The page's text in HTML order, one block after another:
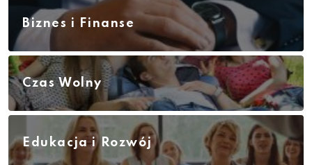
Biznes i Finanse
Czas Wolny
Edukacja i Rozwój